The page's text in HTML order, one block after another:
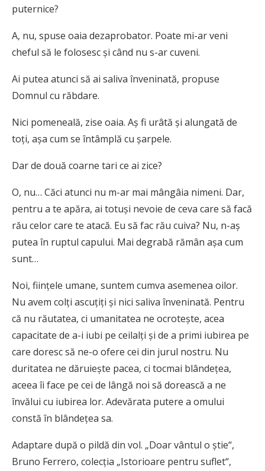
puternice?
A, nu, spuse oaia dezaprobator. Poate mi-ar veni
cheful să le folosesc şi când nu s-ar cuveni.
Ai putea atunci să ai saliva înveninată, propuse
Domnul cu răbdare.
Nici pomeneală, zise oaia. Aş fi urâtă şi alungată de
toţi, aşa cum se întâmplă cu şarpele.
Dar de două coarne tari ce ai zice?
O, nu… Căci atunci nu m-ar mai mângâia nimeni. Dar,
pentru a te apăra, ai totuşi nevoie de ceva care să facă
rău celor care te atacă. Eu să fac rău cuiva? Nu, n-aş
putea în ruptul capului. Mai degrabă rămân aşa cum
sunt…
Noi, fiinţele umane, suntem cumva asemenea oilor.
Nu avem colţi ascuţiţi şi nici saliva înveninată. Pentru
că nu răutatea, ci umanitatea ne ocroteşte, acea
capacitate de a-i iubi pe ceilalţi şi de a primi iubirea pe
care doresc să ne-o ofere cei din jurul nostru. Nu
duritatea ne dăruieşte pacea, ci tocmai blândeţea,
aceea îi face pe cei de lângă noi să dorească a ne
învălui cu iubirea lor. Adevărata putere a omului
constă în blândeţea sa.
Adaptare după o pildă din vol. „Doar vântul o ştie“,
Bruno Ferrero, colecţia „Istorioare pentru suflet“,